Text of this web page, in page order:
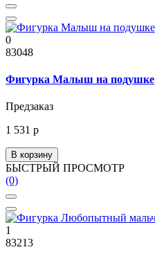
0
83048
Фигурка Малыш на подушке
Предзаказ
1 531 р
В корзину
БЫСТРЫЙ ПРОСМОТР
(0)
1
83213